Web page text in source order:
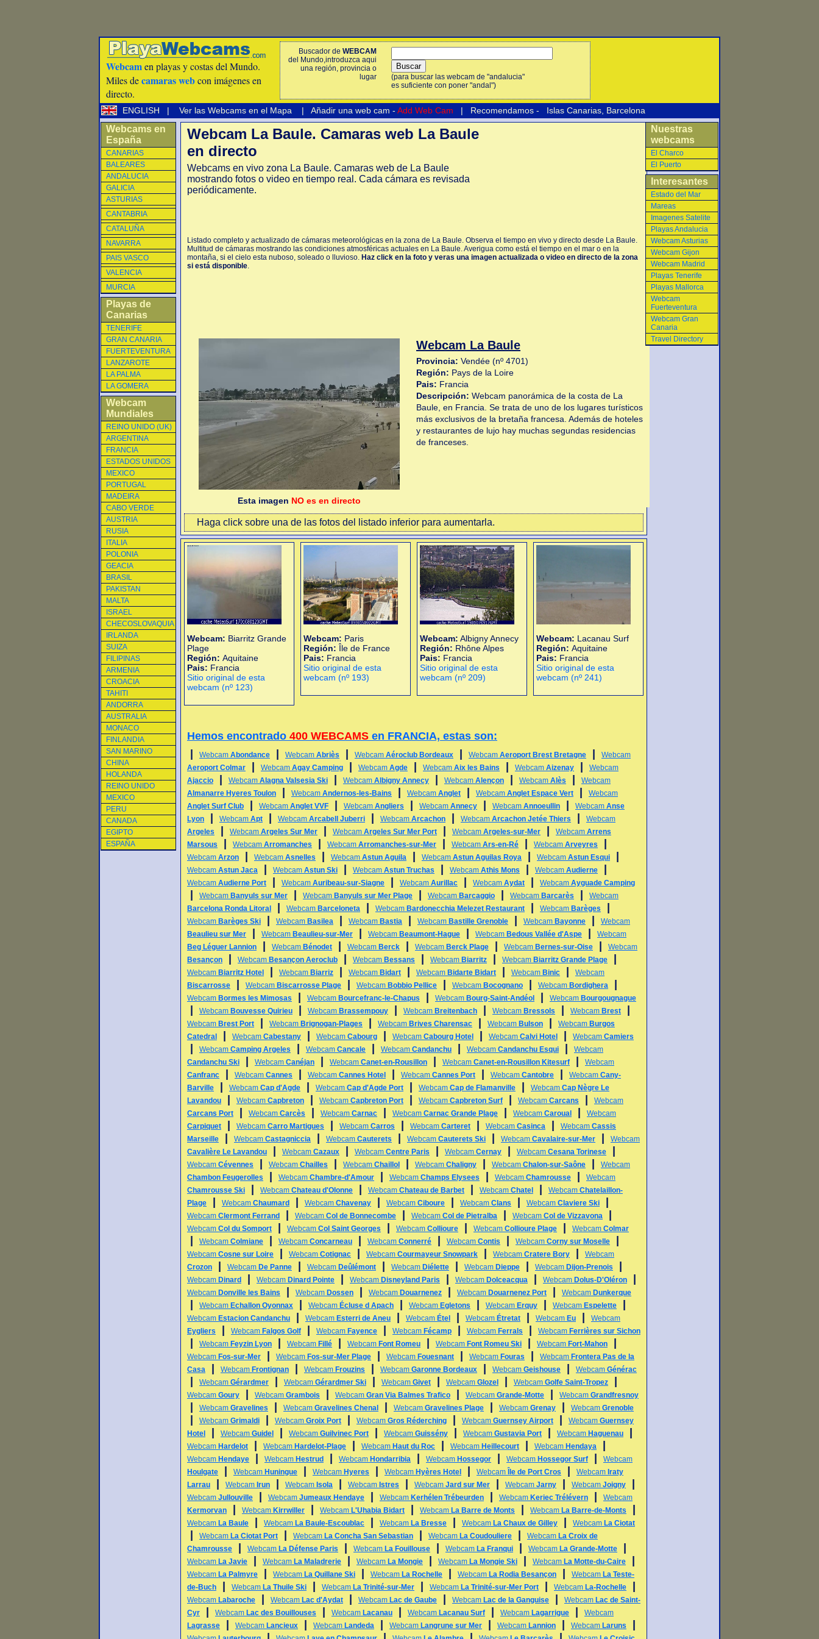
Webcamen playas y costas del Mundo.
Miles decamaras webcon imágenes en
directo.
Buscador de WEBCAM
del Mundo,introduzca aqui
una región, provincia o
lugar
(para buscar las webcam de "andalucia"
es suficiente con poner "andal")
ENGLISH | Ver las Webcams en el Mapa | Añadir una web cam - Add Web Cam | Recomendamos - Islas Canarias Barcelona
Webcams en
España
CANARIAS
BALEARES
ANDALUCIA
GALICIA
ASTURIAS
CANTABRIA
CATALUÑA
NAVARRA
PAIS VASCO
VALENCIA
MURCIA
Playas de
Canarias
TENERIFE
GRAN CANARIA
FUERTEVENTURA
LANZAROTE
LA PALMA
LA GOMERA
Webcam
Mundiales
REINO UNIDO (UK)
ARGENTINA
FRANCIA
ESTADOS UNIDOS
MEXICO
PORTUGAL
MADEIRA
CABO VERDE
AUSTRIA
RUSIA
ITALIA
POLONIA
GEACIA
BRASIL
PAKISTAN
MALTA
ISRAEL
CHECOSLOVAQUIA
IRLANDA
SUIZA
FILIPINAS
ARMENIA
CROACIA
TAHITI
ANDORRA
AUSTRALIA
MONACO
FINLANDIA
SAN MARINO
CHINA
HOLANDA
REINO UNIDO
MEXICO
PERU
CANADA
EGIPTO
ESPAÑA
Webcam La Baule. Camaras web La Baule
en directo
Webcams en vivo zona La Baule. Camaras web de La Baule
mostrando fotos o video en tiempo real. Cada cámara es revisada
periódicamente.
Listado completo y actualizado de cámaras meteorológicas en la zona de La Baule. Observa el tiempo en vivo y directo desde La Baule.
Multitud de cámaras mostrando las condiciones atmosféricas actuales en La Baule. Averigua como está el tiempo en el mar o en la
montaña, si el cielo esta nuboso, soleado o lluvioso. Haz click en la foto y veras una imagen actualizada o video en directo de la zona
si está disponible.
Esta imagen NO es en directo
Webcam La Baule
Provincia: Vendée (nº 4701)
Región: Pays de la Loire
Pais: Francia
Descripción: Webcam panorámica de la costa de La
Baule, en Francia. Se trata de uno de los lugares turísticos
más exclusivos de la bretaña francesa. Además de hoteles
y restaurantes de lujo hay muchas segundas residencias
de franceses.
Haga click sobre una de las fotos del listado inferior para aumentarla.
Webcam: Biarritz Grande
Plage
Región: Aquitaine
Pais: Francia
Sitio original de esta
webcam (nº 123)
Webcam: Paris
Región: Île de France
Pais: Francia
Sitio original de esta
webcam (nº 193)
Webcam: Albigny Annecy
Región: Rhône Alpes
Pais: Francia
Sitio original de esta
webcam (nº 209)
Webcam: Lacanau Surf
Región: Aquitaine
Pais: Francia
Sitio original de esta
webcam (nº 241)
Hemos encontrado 400 WEBCAMS en FRANCIA, estas son:
Webcam Abondance Webcam Abriès Webcam Aéroclub Bordeaux Webcam Aeroport Brest Bretagne
Webcam
Aeroport Colmar
Webcam Agay Camping Webcam Agde Webcam Aix les Bains Webcam Aizenay
Webcam
Ajaccio
Webcam Alagna Valsesia Ski Webcam Albigny Annecy Webcam Alençon Webcam Alès
Webcam
Almanarre Hyeres Toulon
Webcam Andernos-les-Bains Webcam Anglet Webcam Anglet Espace Vert
Webcam
Anglet Surf Club
Webcam Anglet VVF Webcam Angliers Webcam Annecy Webcam Annoeullin Webcam Anse
Lyon
Webcam Apt Webcam Arcabell Juberri Webcam Arcachon Webcam Arcachon Jetée Thiers
Webcam
Argeles
Webcam Argeles Sur Mer Webcam Argeles Sur Mer Port Webcam Argeles-sur-Mer Webcam Arrens
Marsous
Webcam Arromanches Webcam Arromanches-sur-Mer Webcam Ars-en-Ré Webcam Arveyres
Webcam Arzon Webcam Asnelles Webcam Astun Aguila Webcam Astun Aguilas Roya Webcam Astun Esqui
Webcam Astun Jaca Webcam Astun Ski Webcam Astun Truchas Webcam Athis Mons Webcam Audierne
Webcam Audierne Port Webcam Auribeau-sur-Siagne Webcam Aurillac Webcam Aydat Webcam Ayguade Camping
Webcam Banyuls sur Mer Webcam Banyuls sur Mer Plage Webcam Barcaggio Webcam Barcarès
Webcam
Barcelona Ronda Litoral
Webcam Barceloneta Webcam Bardonecchia Melezet Restaurant Webcam Barèges
Webcam Barèges Ski Webcam Basilea Webcam Bastia Webcam Bastille Grenoble Webcam Bayonne
Webcam
Beaulieu sur Mer
Webcam Beaulieu-sur-Mer Webcam Beaumont-Hague Webcam Bedous Vallée d'Aspe
Webcam
Beg Léguer Lannion
Webcam Bénodet Webcam Berck Webcam Berck Plage Webcam Bernes-sur-Oise
Webcam
Besançon
Webcam Besançon Aeroclub Webcam Bessans Webcam Biarritz Webcam Biarritz Grande Plage
Webcam Biarritz Hotel Webcam Biarriz Webcam Bidart Webcam Bidarte Bidart Webcam Binic
Webcam
Biscarrosse
Webcam Biscarrosse Plage Webcam Bobbio Pellice Webcam Bocognano Webcam Bordighera
Webcam Bormes les Mimosas Webcam Bourcefranc-le-Chapus Webcam Bourg-Saint-Andéol Webcam Bourgougnague
Webcam Bouvesse Quirieu Webcam Brassempouy Webcam Breitenbach Webcam Bressols Webcam Brest
Webcam Brest Port Webcam Brignogan-Plages Webcam Brives Charensac Webcam Bulson Webcam Burgos
Catedral
Webcam Cabestany Webcam Cabourg Webcam Cabourg Hotel Webcam Calvi Hotel Webcam Camiers
Webcam Camping Argeles Webcam Cancale Webcam Candanchu Webcam Candanchu Esqui
Webcam
Candanchu Ski
Webcam Canéjan Webcam Canet-en-Rousillon Webcam Canet-en-Rousillon Kitesurf
Webcam
Canfranc
Webcam Cannes Webcam Cannes Hotel Webcam Cannes Port Webcam Cantobre Webcam Cany-
Barville
Webcam Cap d'Agde Webcam Cap d'Agde Port Webcam Cap de Flamanville Webcam Cap Nègre Le
Lavandou
Webcam Capbreton Webcam Capbreton Port Webcam Capbreton Surf Webcam Carcans
Webcam
Carcans Port
Webcam Carcès Webcam Carnac Webcam Carnac Grande Plage Webcam Caroual
Webcam
Carpiquet
Webcam Carro Martigues Webcam Carros Webcam Carteret Webcam Casinca Webcam Cassis
Marseille
Webcam Castagniccia Webcam Cauterets Webcam Cauterets Ski Webcam Cavalaire-sur-Mer
Webcam
Cavalière Le Lavandou
Webcam Cazaux Webcam Centre Paris Webcam Cernay Webcam Cesana Torinese
Webcam Cévennes Webcam Chailles Webcam Chaillol Webcam Chaligny Webcam Chalon-sur-Saône
Webcam
Chambon Feugerolles
Webcam Chambre-d'Amour Webcam Champs Elysees Webcam Chamrousse
Webcam
Chamrousse Ski
Webcam Chateau d'Olonne Webcam Chateau de Barbet Webcam Chatel Webcam Chatelaillon-
Plage
Webcam Chaumard Webcam Chavenay Webcam Ciboure Webcam Clans Webcam Claviere Ski
Webcam Clermont Ferrand Webcam Col de Bonnecombe Webcam Col de Pietralba Webcam Col de Vizzavona
Webcam Col du Somport Webcam Col Saint Georges Webcam Collioure Webcam Collioure Plage Webcam Colmar
Webcam Colmiane Webcam Concarneau Webcam Connerré Webcam Contis Webcam Corny sur Moselle
Webcam Cosne sur Loire Webcam Cotignac Webcam Courmayeur Snowpark Webcam Cratere Bory
Webcam
Crozon
Webcam De Panne Webcam Deûlémont Webcam Diélette Webcam Dieppe Webcam Dijon-Prenois
Webcam Dinard Webcam Dinard Pointe Webcam Disneyland Paris Webcam Dolceacqua Webcam Dolus-D'Oléron
Webcam Donville les Bains Webcam Dossen Webcam Douarnenez Webcam Douarnenez Port Webcam Dunkerque
Webcam Echallon Oyonnax Webcam Écluse d Apach Webcam Egletons Webcam Erquy Webcam Espelette
Webcam Estacion Candanchu Webcam Esterri de Aneu Webcam Étel Webcam Étretat Webcam Eu
Webcam
Eygliers
Webcam Falgos Golf Webcam Fayence Webcam Fécamp Webcam Ferrals Webcam Ferrières sur Sichon
Webcam Feyzin Lyon Webcam Fillé Webcam Font Romeu Webcam Font Romeu Ski Webcam Fort-Mahon
Webcam Fos-sur-Mer Webcam Fos-sur-Mer Plage Webcam Fouesnant Webcam Fouras Webcam Frontera Pas de la
Casa
Webcam Frontignan Webcam Frouzins Webcam Garonne Bordeaux Webcam Geishouse Webcam Générac
Webcam Gérardmer Webcam Gérardmer Ski Webcam Givet Webcam Glozel Webcam Golfe Saint-Tropez
Webcam Goury Webcam Grambois Webcam Gran Via Balmes Trafico Webcam Grande-Motte Webcam Grandfresnoy
Webcam Gravelines Webcam Gravelines Chenal Webcam Gravelines Plage Webcam Grenay Webcam Grenoble
Webcam Grimaldi Webcam Groix Port Webcam Gros Réderching Webcam Guernsey Airport Webcam Guernsey
Hotel
Webcam Guidel Webcam Guilvinec Port Webcam Guissény Webcam Gustavia Port Webcam Haguenau
Webcam Hardelot Webcam Hardelot-Plage Webcam Haut du Roc Webcam Heillecourt Webcam Hendaya
Webcam Hendaye Webcam Hestrud Webcam Hondarribia Webcam Hossegor Webcam Hossegor Surf
Webcam
Houlgate
Webcam Huningue Webcam Hyeres Webcam Hyères Hotel Webcam Île de Port Cros Webcam Iraty
Larrau
Webcam Irun Webcam Isola Webcam Istres Webcam Jard sur Mer Webcam Jarny Webcam Joigny
Webcam Jullouville Webcam Jumeaux Hendaye Webcam Kerhélen Trébeurden Webcam Keriec Trélévern
Webcam
Kermorvan
Webcam Kirrwiller Webcam L'Uhabia Bidart Webcam La Barre de Monts Webcam La Barre-de-Monts
Webcam La Baule Webcam La Baule-Escoublac Webcam La Bresse Webcam La Chaux de Gilley Webcam La Ciotat
Webcam La Ciotat Port Webcam La Concha San Sebastian Webcam La Coudouliere Webcam La Croix de
Chamrousse
Webcam La Défense Paris Webcam La Fouillouse Webcam La Franqui Webcam La Grande-Motte
Webcam La Javie Webcam La Maladrerie Webcam La Mongie Webcam La Mongie Ski Webcam La Motte-du-Caire
Webcam La Palmyre Webcam La Quillane Ski Webcam La Rochelle Webcam La Rodia Besançon Webcam La Teste-
de-Buch
Webcam La Thuile Ski Webcam La Trinité-sur-Mer Webcam La Trinité-sur-Mer Port Webcam La-Rochelle
Webcam Labaroche Webcam Lac d'Aydat Webcam Lac de Gaube Webcam Lac de la Ganguise Webcam Lac de Saint-
Cyr
Webcam Lac des Bouillouses Webcam Lacanau Webcam Lacanau Surf Webcam Lagarrigue
Webcam
Lagrasse
Webcam Lancieux Webcam Landeda Webcam Langrune sur Mer Webcam Lannion Webcam Laruns
Nuestras
webcams
El Charco
El Puerto
Interesantes
Estado del Mar
Mareas
Imagenes Satelite
Playas Andalucia
Webcam Asturias
Webcam Gijon
Webcam Madrid
Playas Tenerife
Playas Mallorca
Webcam
Fuerteventura
Webcam Gran
Canaria
Travel Directory